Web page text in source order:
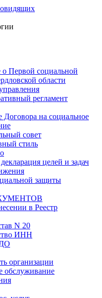
Первой социальной
области
регламент
Договора на социальное
совет
стиль
целей и задач
защиты
в Реестр
N 20
ИНН
организации
обслуживание